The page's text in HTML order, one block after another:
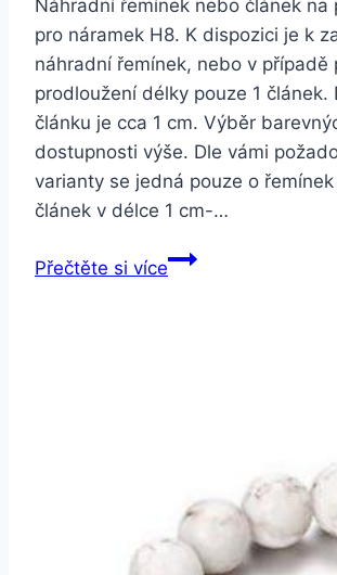
Náhradní řemínek nebo článek na
pro náramek H8. K dispozici je k
náhradní řemínek, nebo v případě
prodloužení délky pouze 1 článek.
článku je cca 1 cm. Výběr
dostupnosti výše. Dle vámi
varianty se jedná pouze o řemínek
článek v délce 1 cm-…
Přečtěte si víceSmartuj
H8
SWB20